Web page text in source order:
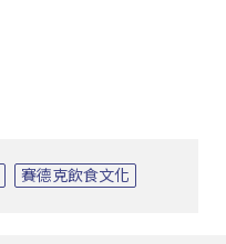
賽德克飲食文化